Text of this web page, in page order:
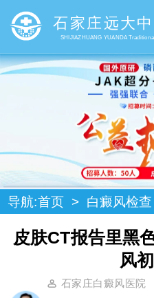
石家庄远大
SHIJIAZHUANG YUANDA
导航:首页 > 白癜风检查
皮肤CT报告里黑
风
石家庄白癜风医院